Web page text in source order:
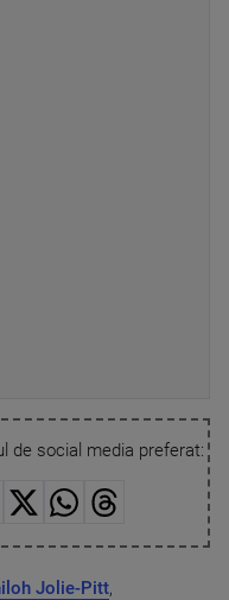
de social media preferat:
Jolie-Pitt,